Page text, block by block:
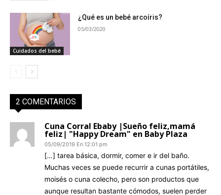
Cuidados del bebé
¿Qué es un bebé arcoíris?
05/03/2020
2 COMENTARIOS
Cuna Corral Ebaby |Sueño feliz,mamá
feliz| "Happy Dream" en Baby Plaza
05/09/2019 En 12:01 pm
[…] tarea básica, dormir, comer e ir del baño.
Muchas veces se puede recurrir a cunas portátiles,
moisés o cuna colecho, pero son productos que
aunque resultan bastante cómodos, suelen perder